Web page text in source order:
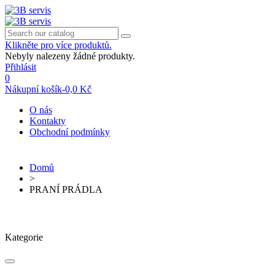
Klikněte pro více produktů.
Nebyly nalezeny žádné produkty.
Přihlásit
0
Nákupní košík-0,0 Kč
O nás
Kontakty
Obchodní podmínky
Domů
>
PRANÍ PRÁDLA
Kategorie